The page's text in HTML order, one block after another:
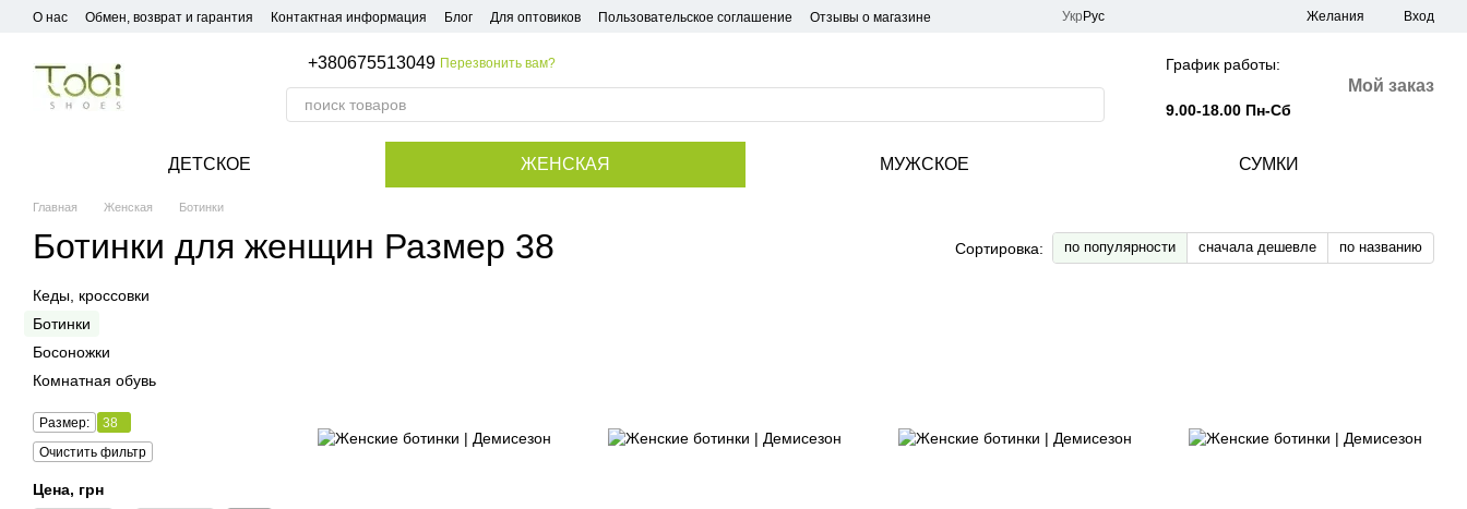
Перейти к основному контенту
О нас Обмен, возврат и гарантия Контактная информация Блог Для оптовиков Пользовательское соглашение Отзывы о магазине Укр Рус Желания Вход
+380675513049 Перезвонить вам? График работы:
9.00-18.00 Пн-Сб
Мой заказ
ДЕТСКОЕ ЖЕНСКАЯ МУЖСКОЕ СУМКИ
Главная Женская Ботинки
Ботинки для женщин Размер 38 Сортировка: по популярности сначала дешевле по названию
Кеды, кроссовки
Ботинки
Босоножки
Комнатная обувь
Размер:
38
Очистить фильтр
Цена, грн